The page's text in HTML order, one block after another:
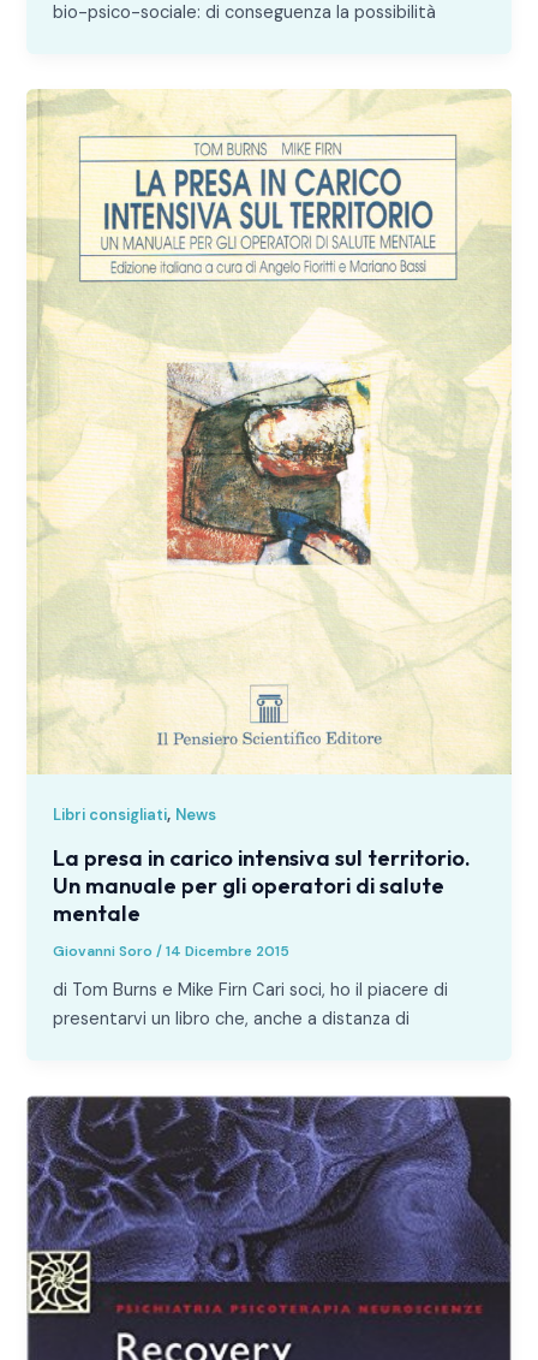
bio-psico-sociale: di conseguenza la possibilità
Libri consigliati, News
La presa in carico intensiva sul territorio.
Un manuale per gli operatori di salute
mentale
Giovanni Soro/14 Dicembre 2015
di Tom Burns e Mike Firn Cari soci, ho il piacere di
presentarvi un libro che, anche a distanza di